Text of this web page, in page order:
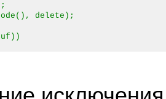
delete);